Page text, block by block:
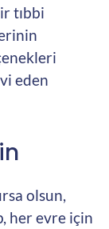
tıbbi
eden
olsun,
her evre için